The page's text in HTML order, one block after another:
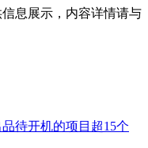
息展示，内容详情请与
待开机的项目超15个